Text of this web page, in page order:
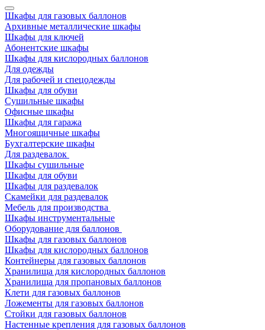
Шкафы для газовых баллонов
Архивные металлические шкафы
Шкафы для ключей
Абонентские шкафы
Шкафы для кислородных баллонов
Для одежды
Для рабочей и спецодежды
Шкафы для обуви
Сушильные шкафы
Офисные шкафы
Шкафы для гаража
Многоящичные шкафы
Бухгалтерские шкафы
Для раздевалок
Шкафы сушильные
Шкафы для обуви
Шкафы для раздевалок
Скамейки для раздевалок
Мебель для производства
Шкафы инструментальные
Оборудование для баллонов
Шкафы для газовых баллонов
Шкафы для кислородных баллонов
Контейнеры для газовых баллонов
Хранилища для кислородных баллонов
Хранилища для пропановых баллонов
Клети для газовых баллонов
Ложементы для газовых баллонов
Стойки для газовых баллонов
Настенные крепления для газовых баллонов